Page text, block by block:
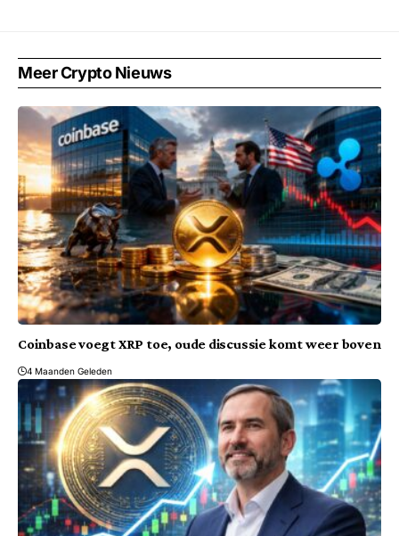
Meer Crypto Nieuws
Coinbase voegt XRP toe, oude discussie komt weer boven
4 Maanden Geleden